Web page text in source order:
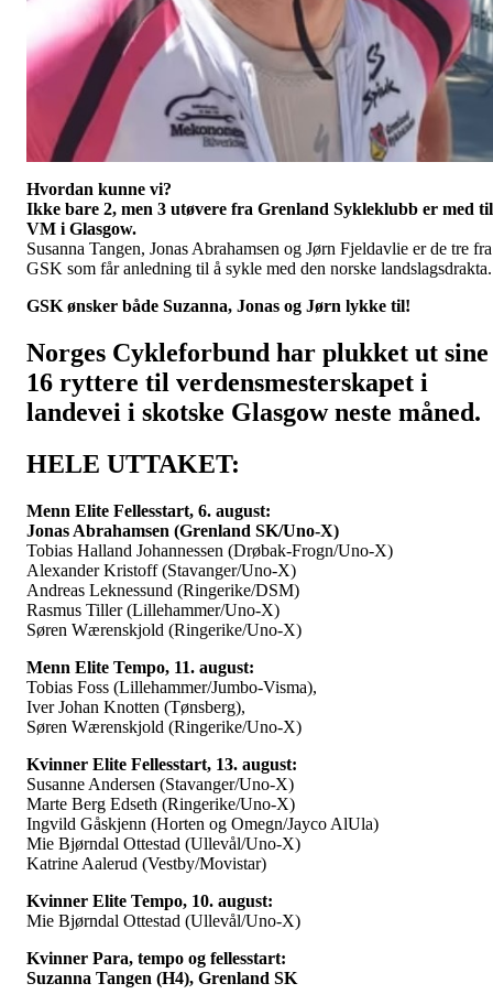
Hvordan kunne vi?
Ikke bare 2, men 3 utøvere fra Grenland Sykleklubb er med til
VM i Glasgow.
Susanna Tangen, Jonas Abrahamsen og Jørn Fjeldavlie er de tre fra
GSK som får anledning til å sykle med den norske
GSK ønsker både Suzanna, Jonas og Jørn lykke til!
Norges Cykleforbund har plukket ut sine
16 ryttere til verdensmesterskapet i
landevei i skotske Glasgow neste måned.
HELE UTTAKET:
Menn Elite Fellesstart, 6. august:
Jonas Abrahamsen (Grenland SK/Uno-X)
Tobias Halland Johannessen (Drøbak-Frogn/Uno-X)
Alexander Kristoff (Stavanger/Uno-X)
Andreas Leknessund (Ringerike/DSM)
Rasmus Tiller (Lillehammer/Uno-X)
Søren Wærenskjold (Ringerike/Uno-X)
Menn Elite Tempo, 11. august:
Tobias Foss (Lillehammer/Jumbo-Visma),
Iver Johan Knotten (Tønsberg),
Søren Wærenskjold (Ringerike/Uno-X)
Kvinner Elite Fellesstart, 13. august:
Susanne Andersen (Stavanger/Uno-X)
Marte Berg Edseth (Ringerike/Uno-X)
Ingvild Gåskjenn (Horten og Omegn/Jayco AlUla)
Mie Bjørndal Ottestad (Ullevål/Uno-X)
Katrine Aalerud (Vestby/Movistar)
Kvinner Elite Tempo, 10. august:
Mie Bjørndal Ottestad (Ullevål/Uno-X)
Kvinner Para, tempo og fellesstart:
Suzanna Tangen (H4), Grenland SK